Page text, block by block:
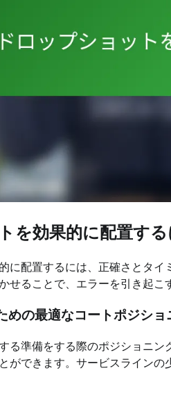
を効果的に配置する
に配置するには、正確さとタ
せることで、エラーを引き起こ
めの最適なコートポジショ
る準備をする際のポジショニ
ができます。サービスライン